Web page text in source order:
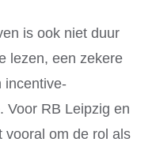
is ook niet duur
lezen, een zekere
incentive-
Voor RB Leipzig en
vooral om de rol als